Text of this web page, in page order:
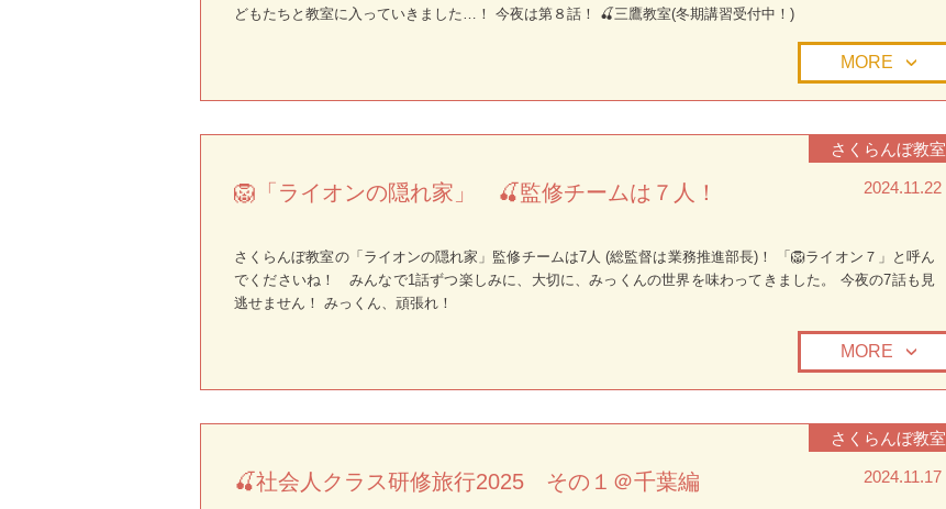
どもたちと教室に入っていきました…！ 今夜は第８話！ 🍒三鷹教室(冬期講習受付中！)
MORE
さくらんぼ教室
2024.11.22
🦁「ライオンの隠れ家」 🍒監修チームは７人！
さくらんぼ教室の「ライオンの隠れ家」監修チームは7人 (総監督は業務推進部長)！ 「🦁ライオン７」と呼ん
でくださいね！ みんなで1話ずつ楽しみに、大切に、みっくんの世界を味わってきました。 今夜の7話も見
逃せません！ みっくん、頑張れ！
MORE
さくらんぼ教室
2024.11.17
🍒社会人クラス研修旅行2025 その１＠千葉編